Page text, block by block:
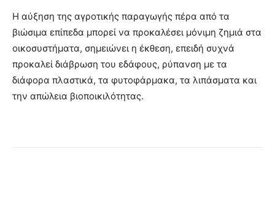
Η αύξηση της αγροτικής παραγωγής πέρα ​​από τα
βιώσιμα επίπεδα μπορεί να προκαλέσει μόνιμη ζημιά στα
οικοσυστήματα, σημειώνει η έκθεση, επειδή συχνά
προκαλεί διάβρωση του εδάφους, ρύπανση με τα
διάφορα πλαστικά, τα φυτοφάρμακα, τα λιπάσματα και
την απώλεια βιοποικιλότητας.